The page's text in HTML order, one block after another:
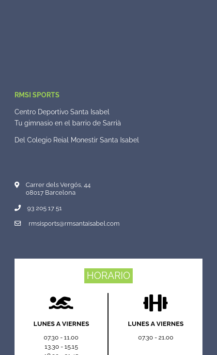
RMSI SPORTS
Centro Deportivo Santa Isabel
Tu gimnasio en el barrio de Sarrià
Del Colegio Reial Monestir Santa Isabel
Carrer dels Vergós, 44
08017 Barcelona
93 205 17 51
rmsisports@rmsantaisabel.com
HORARIO
LUNES A VIERNES
07.30 - 11.00
13.30 - 15.15
LUNES A VIERNES
07.30 - 21.00